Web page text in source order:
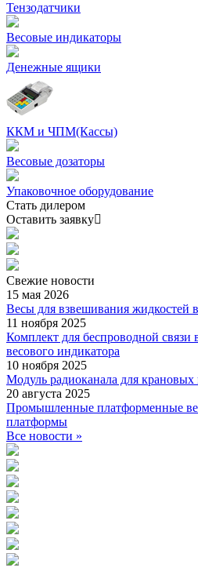
Тензодатчики
Весовые индикаторы
Денежные ящики
ККМ и ЧПМ(Кассы)
Весовые дозаторы
Упаковочное оборудование
Стать дилером
Оставить заявку
Свежие новости
15 мая 2026
Весы для взвешивания жидкостей
11 ноября 2025
Комплект для беспроводной связи
весового индикатора
10 ноября 2025
Модуль радиоканала для крановых
20 августа 2025
Промышленные платформенные
платформы
Все новости »